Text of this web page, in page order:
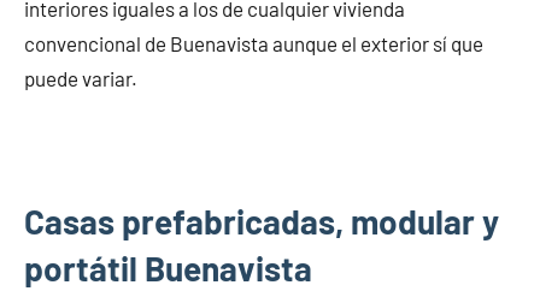
interiores iguales a los de cualquier vivienda
convencional de Buenavista aunque el exterior sí que
puede variar.
Casas prefabricadas, modular y
portátil Buenavista